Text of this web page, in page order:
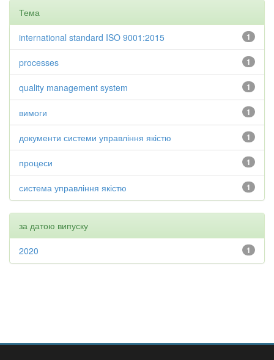
Тема
1
international standard ISO 9001:2015
1
processes
1
quality management system
1
вимоги
1
документи системи управління якістю
1
процеси
1
система управління якістю
за датою випуску
1
2020